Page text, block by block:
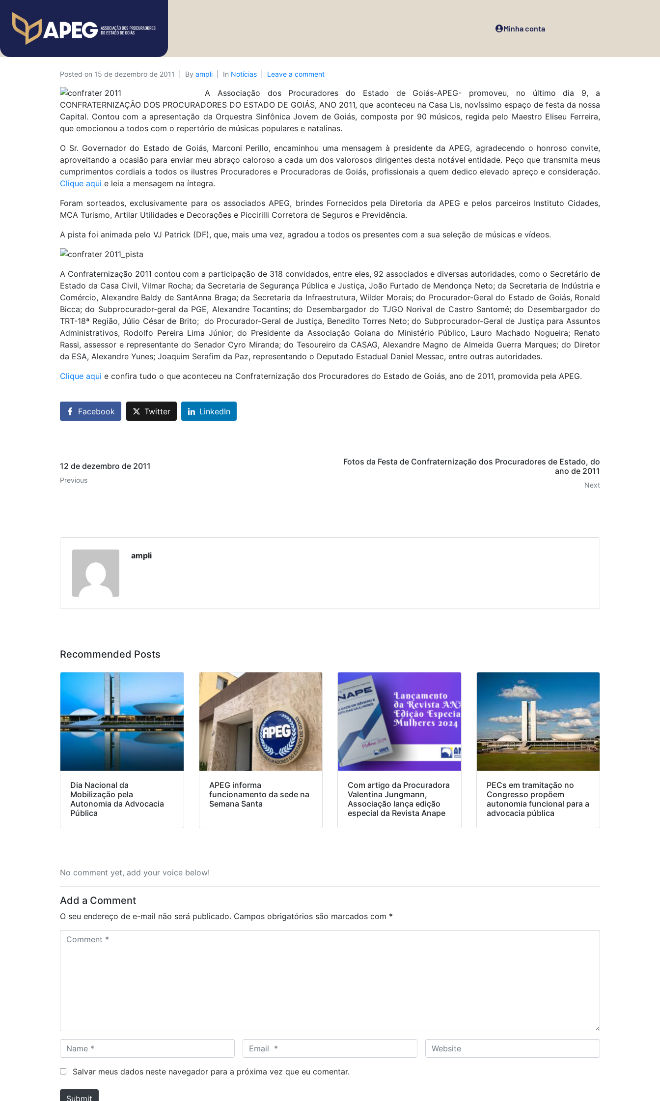
Minha conta
Posted on 15 de dezembro de 2011 By ampli In Notícias Leave a comment
A Associação dos Procuradores do Estado de Goiás-APEG- promoveu, no último dia 9, a
CONFRATERNIZAÇÃO DOS PROCURADORES DO ESTADO DE GOIÁS, ANO 2011, que aconteceu na Casa Lis, novíssimo espaço de festa da nossa
Capital. Contou com a apresentação da Orquestra Sinfônica Jovem de Goiás, composta por 90 músicos, regida pelo Maestro Eliseu Ferreira,
que emocionou a todos com o repertório de músicas populares e natalinas.
O Sr. Governador do Estado de Goiás, Marconi Perillo, encaminhou uma mensagem à presidente da APEG, agradecendo o honroso convite,
aproveitando a ocasião para enviar meu abraço caloroso a cada um dos valorosos dirigentes desta notável entidade. Peço que transmita meus
cumprimentos cordiais a todos os ilustres Procuradores e Procuradoras de Goiás, profissionais a quem dedico elevado apreço e consideração.
Clique aqui e leia a mensagem na íntegra.
Foram sorteados, exclusivamente para os associados APEG, brindes Fornecidos pela Diretoria da APEG e pelos parceiros Instituto Cidades,
MCA Turismo, Artilar Utilidades e Decorações e Piccirilli Corretora de Seguros e Previdência.
A pista foi animada pelo VJ Patrick (DF), que, mais uma vez, agradou a todos os presentes com a sua seleção de músicas e vídeos.
A Confraternização 2011 contou com a participação de 318 convidados, entre eles, 92 associados e diversas autoridades, como o Secretário de
Estado da Casa Civil, Vilmar Rocha; da Secretaria de Segurança Pública e Justiça, João Furtado de Mendonça Neto; da Secretaria de Indústria e
Comércio, Alexandre Baldy de SantAnna Braga; da Secretaria da Infraestrutura, Wilder Morais; do Procurador-Geral do Estado de Goiás, Ronald
Bicca; do Subprocurador-geral da PGE, Alexandre Tocantins; do Desembargador do TJGO Norival de Castro Santomé; do Desembargador do
TRT-18ª Região, Júlio César de Brito; do Procurador-Geral de Justiça, Benedito Torres Neto; do Subprocurador-Geral de Justiça para Assuntos
Administrativos, Rodolfo Pereira Lima Júnior; do Presidente da Associação Goiana do Ministério Público, Lauro Machado Nogueira; Renato
Rassi, assessor e representante do Senador Cyro Miranda; do Tesoureiro da CASAG, Alexandre Magno de Almeida Guerra Marques; do Diretor
da ESA, Alexandre Yunes; Joaquim Serafim da Paz, representando o Deputado Estadual Daniel Messac, entre outras autoridades.
Clique aqui e confira tudo o que aconteceu na Confraternização dos Procuradores do Estado de Goiás, ano de 2011, promovida pela APEG.
Facebook Twitter LinkedIn
12 de dezembro de 2011
Previous
Fotos da Festa de Confraternização dos Procuradores de Estado, do
ano de 2011
Next
ampli
Recommended Posts
Dia Nacional da
Mobilização pela
Autonomia da Advocacia
Pública
APEG informa
funcionamento da sede na
Semana Santa
Com artigo da Procuradora
Valentina Jungmann,
Associação lança edição
especial da Revista Anape
PECs em tramitação no
Congresso propõem
autonomia funcional para a
advocacia pública
No comment yet, add your voice below!
Add a Comment
O seu endereço de e-mail não será publicado. Campos obrigatórios são marcados com *
a
m
*
m
a
W
e
Salvar meus dados neste navegador para a próxima vez que eu comentar.
Submit